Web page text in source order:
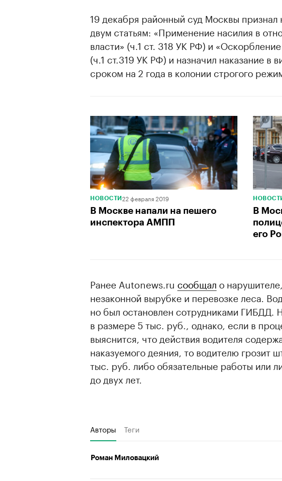
19 декабря районный суд Москвы
двум статьям: «Применение насилия в
власти» (ч.1 ст. 318 УК РФ) и
(ч.1 ст.319 УК РФ) и назначил наказание в
сроком на 2 года в колонии строгого
НОВОСТИ 22 февраля 2019
В Москве напали на пешего
инспектора АМПП
В
его
Ранее Autonews.ru сообщал о
незаконной вырубке и перевозке леса.
но был остановлен сотрудниками ГИБДД.
в размере 5 тыс. руб., однако, если в
выяснится, что действия водителя
наказуемого деяния, то водителю грозит
тыс. руб. либо обязательные работы или
до двух лет.
Авторы Теги
Роман Миловацкий